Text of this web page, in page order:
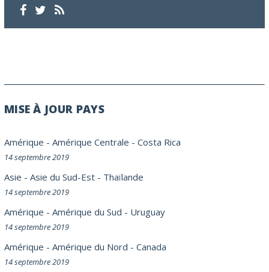
MISE À JOUR PAYS
Amérique - Amérique Centrale - Costa Rica
14 septembre 2019
Asie - Asie du Sud-Est - Thaïlande
14 septembre 2019
Amérique - Amérique du Sud - Uruguay
14 septembre 2019
Amérique - Amérique du Nord - Canada
14 septembre 2019